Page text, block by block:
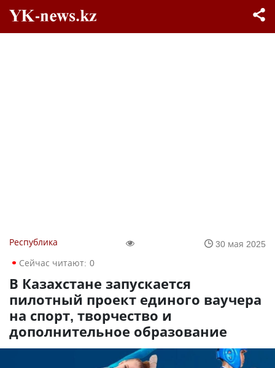
Республика
30 мая 2025
Сейчас читают: 0
В Казахстане запускается
пилотный проект единого ваучера
на спорт, творчество и
дополнительное образование